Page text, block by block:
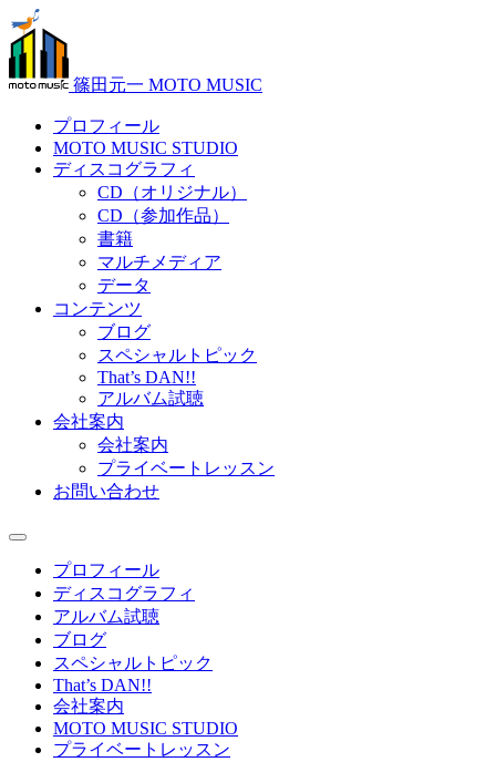
篠田元一 MOTO MUSIC
プロフィール
MOTO MUSIC STUDIO
ディスコグラフィ
CD（オリジナル）
CD（参加作品）
書籍
マルチメディア
データ
コンテンツ
ブログ
スペシャルトピック
That’s DAN!!
アルバム試聴
会社案内
会社案内
プライベートレッスン
お問い合わせ
プロフィール
ディスコグラフィ
アルバム試聴
ブログ
スペシャルトピック
That’s DAN!!
会社案内
MOTO MUSIC STUDIO
プライベートレッスン